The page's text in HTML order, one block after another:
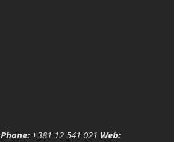
Phone:+381 12 541 021 Web: